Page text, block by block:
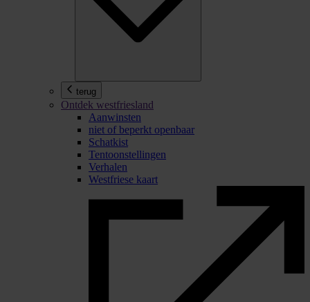
terug
Ontdek westfriesland
Aanwinsten
niet of beperkt openbaar
Schatkist
Tentoonstellingen
Verhalen
Westfriese kaart